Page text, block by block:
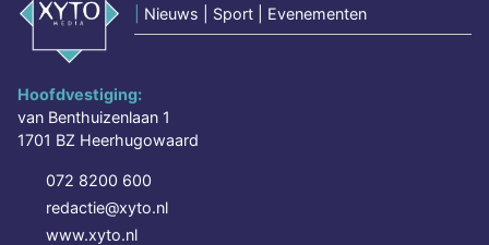
Nieuws | Sport | Evenementen
Hoofdvestiging:
van Benthuizenlaan 1
1701 BZ Heerhugowaard
072 8200 600
redactie@xyto.nl
www.xyto.nl